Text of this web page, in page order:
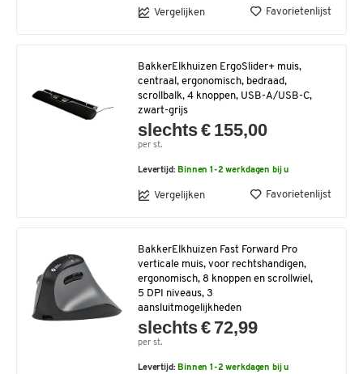
Vergelijken Favorietenlijst
BakkerElkhuizen ErgoSlider+ muis,
centraal, ergonomisch, bedraad,
scrollbalk, 4 knoppen, USB-A/USB-C,
zwart-grijs
slechts € 155,00
per st.
Levertijd: Binnen 1-2 werkdagen bij u
Vergelijken Favorietenlijst
BakkerElkhuizen Fast Forward Pro
verticale muis, voor rechtshandigen,
ergonomisch, 8 knoppen en scrollwiel,
5 DPI niveaus, 3
aansluitmogelijkheden
slechts € 72,99
per st.
Levertijd: Binnen 1-2 werkdagen bij u